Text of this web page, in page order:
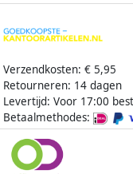
Verzendkosten: € 5,95
Retourneren: 14 dagen
Levertijd: Voor 17:00
Betaalmethodes: